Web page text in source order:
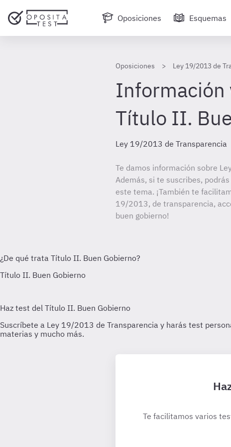
Oposiciones Esquemas
Oposiciones Ley 19/2013 de
Información
Título II.
Ley 19/2013 de Transparencia
Te damos información sobre
Además, si te suscribes,
este tema. ¡También te
19/2013, de transparencia,
buen gobierno!
Te facilitamos varios